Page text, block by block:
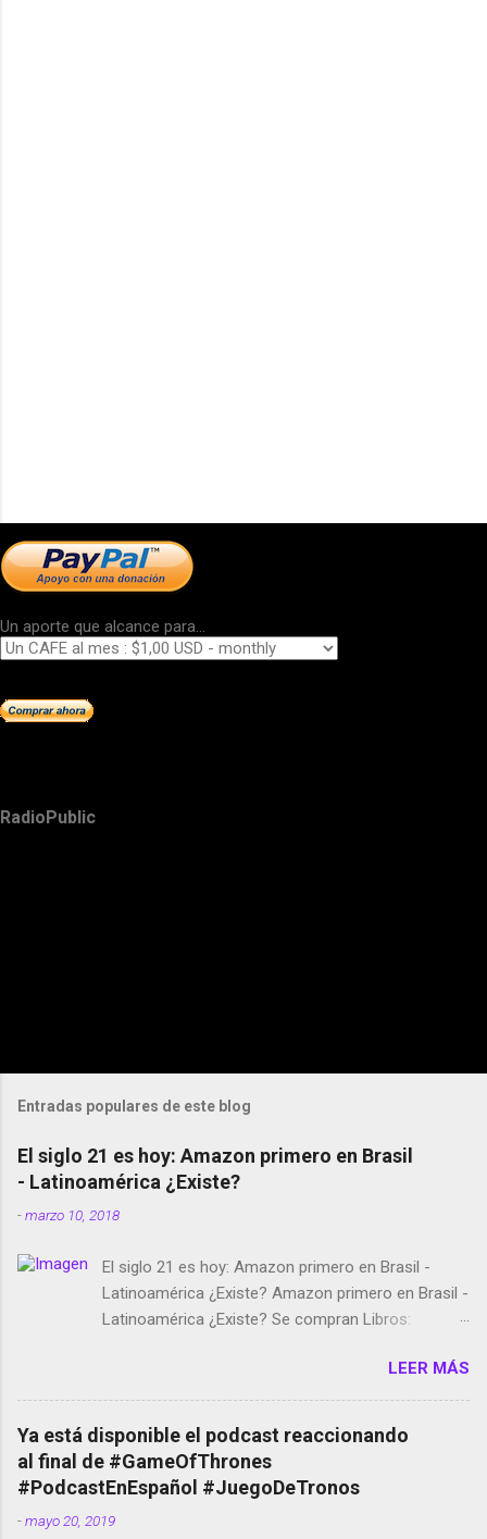
Un aporte que alcance para...
RadioPublic
Entradas populares de este blog
El siglo 21 es hoy: Amazon primero en Brasil
- Latinoamérica ¿Existe?
-marzo 10, 2018
El siglo 21 es hoy: Amazon primero en Brasil -
Latinoamérica ¿Existe? Amazon primero en Brasil -
Latinoamérica ¿Existe? Se compran Libros:
temporada de Black Mirror Twitter deja de verificar
cuentas Responden los fotógrafos Brian May y el
copyright en Instagram Música y vídeo selfies en la
red social Riddley Scott saca a Kevin Spacey de su
película Francisco regaña a los que usan el
smartphone en sus misas La serie de la Tierra
Media GoBee - StartUp de bicicletas de alquiler
LEER MÁS
Ya está disponible el podcast reaccionando
al final de #GameOfThrones
#PodcastEnEspañol #JuegoDeTronos
-mayo 20, 2019